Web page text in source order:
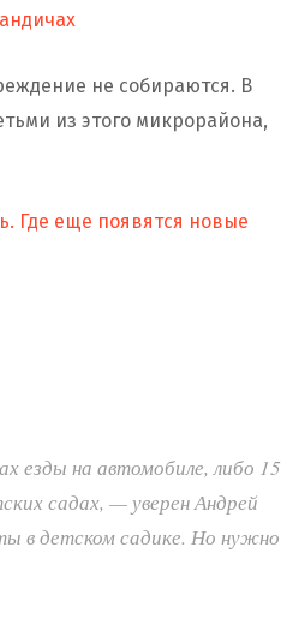
не собираются. В
из этого микрорайона,
Где еще появятся новые
езды на автомобиле, либо 15
садах, — уверен Андрей
в детском садике. Но нужно